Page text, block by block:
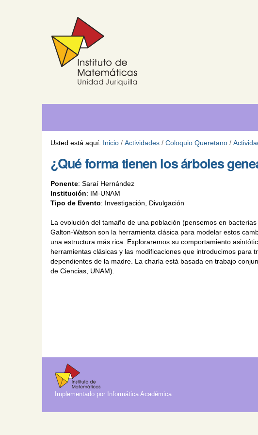
Usted está aquí: Inicio / Actividades / Coloquio Queretano /
¿Qué forma tienen los árboles
Ponente: Saraí Hernández
Institución:
IM-UNAM
Tipo de Evento: Investigación, Divulgación
La evolución del tamaño de una población (pensemos en
Galton-Watson son la herramienta clásica para modelar estos
una estructura más rica. Exploraremos su comportamiento
herramientas clásicas y las modificaciones que introducimos para
dependientes de la madre. La charla está basada en trabajo
de Ciencias, UNAM).
Implementado por Informática Académica